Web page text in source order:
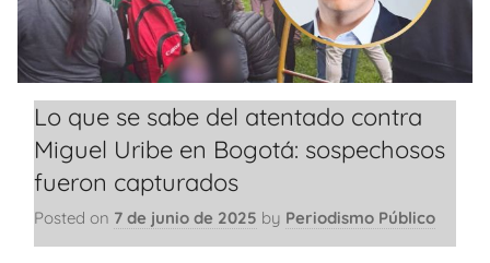
Lo que se sabe del atentado contra
Miguel Uribe en Bogotá: sospechosos
fueron capturados
Posted on 7 de junio de 2025 by Periodismo Público